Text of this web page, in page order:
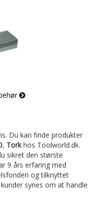
Du kan finde produkter
, Torkhos Toolworld.dk.
sikret den største
9 års erfaring med
og tilknyttet
synes om at handle